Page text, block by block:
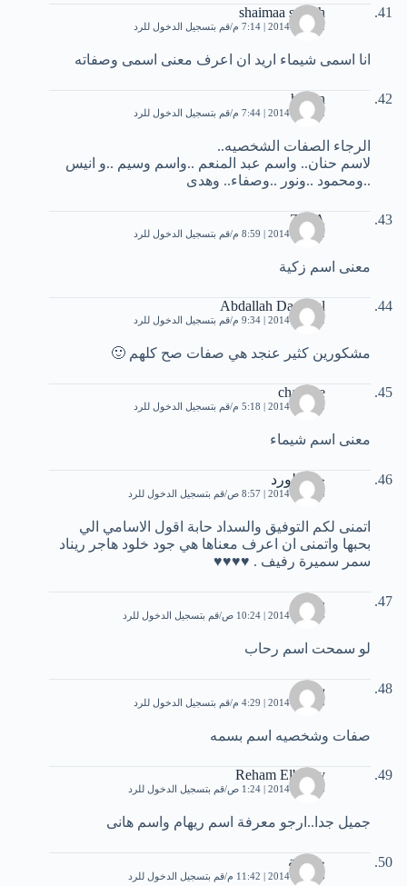
shaimaa sameh
2 أبريل، 2014 | 7:14 م قم بتسجيل الدخول للرد
انا اسمى شيماء اريد ان اعرف معنى اسمى وصفاته
hanan
2 أبريل، 2014 | 7:44 م قم بتسجيل الدخول للرد
الرجاء الصفات الشخصيه..
لاسم حنان.. واسم عبد المنعم ..واسم وسيم ..و انيس
..ومحمود ..ونور ..وصفاء.. وهدى
ZINA
2 أبريل، 2014 | 8:59 م قم بتسجيل الدخول للرد
معنى اسم زكية
Abdallah Daaboul
2 أبريل، 2014 | 9:34 م قم بتسجيل الدخول للرد
مشكورين كثير عنجد هي صفات صح كلهم 🙂
chaimae
3 أبريل، 2014 | 5:18 م قم بتسجيل الدخول للرد
معنى اسم شيماء
جنه الورد
4 أبريل، 2014 | 8:57 ص قم بتسجيل الدخول للرد
اتمنى لكم التوفيق والسداد حابة اقول الاسامي الي
بحبها واتمنى ان اعرف معناها هي جود خلود هاجر ريناد
سمر سميرة رفيف . ♥♥♥♥
رحاب
4 أبريل، 2014 | 10:24 ص قم بتسجيل الدخول للرد
لو سمحت اسم رحاب
بسمه
5 أبريل، 2014 | 4:29 م قم بتسجيل الدخول للرد
صفات وشخصيه اسم بسمه
Reham Elbadry
6 أبريل، 2014 | 1:24 ص قم بتسجيل الدخول للرد
جميل جدا..ارجو معرفة اسم ريهام واسم هانى
خديجة
6 أبريل، 2014 | 11:42 م قم بتسجيل الدخول للرد